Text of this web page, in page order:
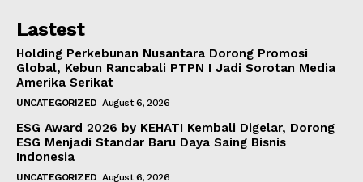
Lastest
Holding Perkebunan Nusantara Dorong Promosi
Global, Kebun Rancabali PTPN I Jadi Sorotan Media
Amerika Serikat
UNCATEGORIZED August 6, 2026
ESG Award 2026 by KEHATI Kembali Digelar, Dorong
ESG Menjadi Standar Baru Daya Saing Bisnis
Indonesia
UNCATEGORIZED August 6, 2026